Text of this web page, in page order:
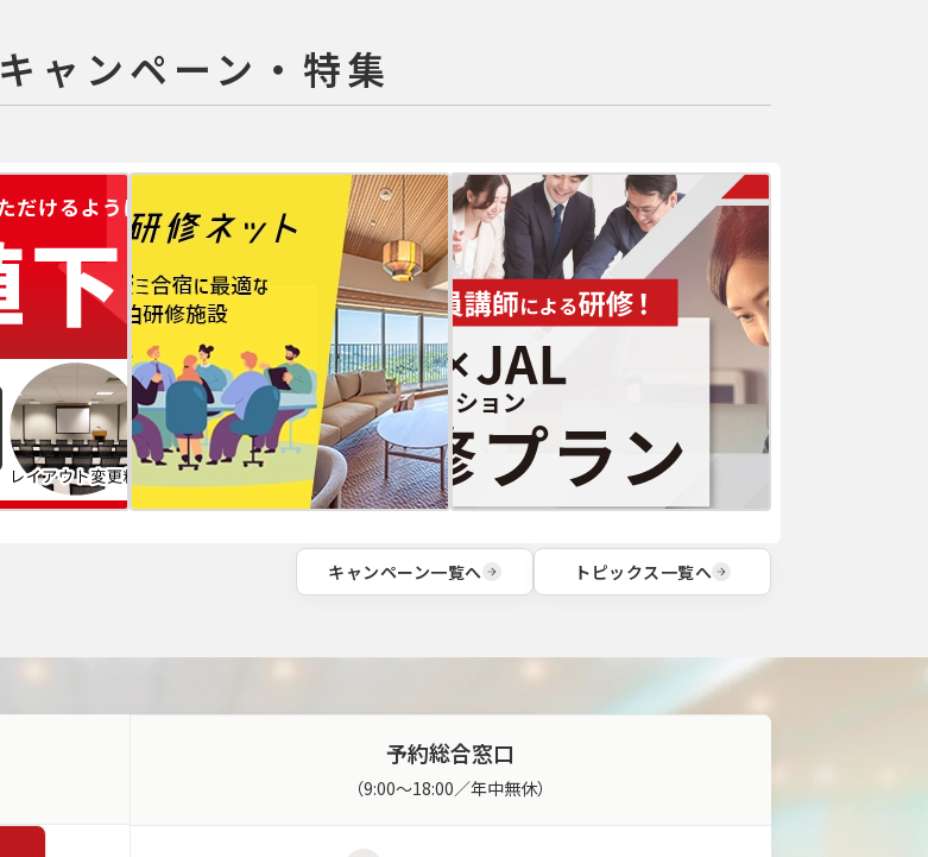
キャンペーン・特集
キャンペーン一覧へ トピックス一覧へ
予約総合窓口
（9:00～18:00／年中無休）